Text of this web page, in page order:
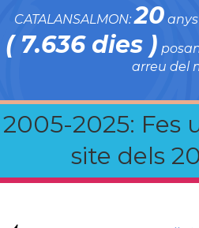
CATALANSALMON:20anys
( 7.636 dies )
arreu del
2005-2025: Fes
site dels